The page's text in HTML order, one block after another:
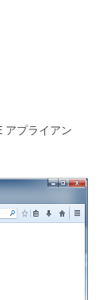
アプライアン